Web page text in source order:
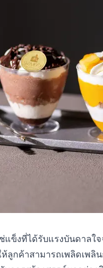
ข็งที่ได้รับแรงบันดาลใ
ห้ลูกค้าสามารถเพลิดเพ